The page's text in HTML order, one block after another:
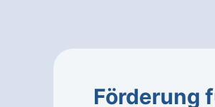
Förderung